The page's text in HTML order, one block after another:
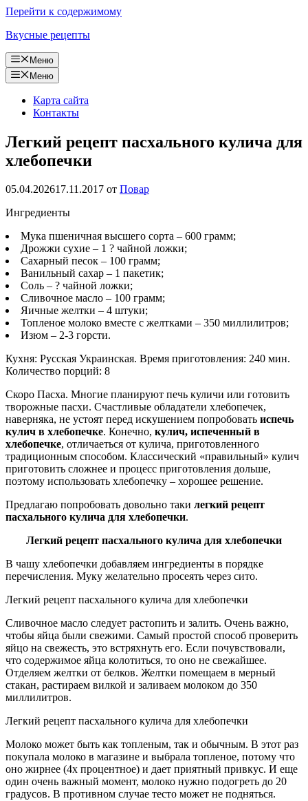
Перейти к содержимому
Вкусные рецепты
Меню
Меню
Карта сайта
Контакты
Легкий рецепт пасхального кулича для
хлебопечки
05.04.202617.11.2017 от Повар
Ингредиенты
Мука пшеничная высшего сорта – 600 грамм;
Дрожжи сухие – 1 ? чайной ложки;
Сахарный песок – 100 грамм;
Ванильный сахар – 1 пакетик;
Соль – ? чайной ложки;
Сливочное масло – 100 грамм;
Яичные желтки – 4 штуки;
Топленое молоко вместе с желтками – 350 миллилитров;
Изюм – 2-3 горсти.
Кухня: Русская Украинская. Время приготовления: 240 мин.
Количество порций: 8
Скоро Пасха. Многие планируют печь куличи или готовить
творожные пасхи. Счастливые обладатели хлебопечек,
наверняка, не устоят перед искушением попробовать испечь
кулич в хлебопечке. Конечно, кулич, испеченный в
хлебопечке, отличаеться от кулича, приготовленного
традиционным способом. Классический «правильный» кулич
приготовить сложнее и процесс приготовления дольше,
поэтому использовать хлебопечку – хорошее решение.
Предлагаю попробовать довольно таки легкий рецепт
пасхального кулича для хлебопечки.
Легкий рецепт пасхального кулича для хлебопечки
В чашу хлебопечки добавляем ингредиенты в порядке
перечисления. Муку желательно просеять через сито.
Легкий рецепт пасхального кулича для хлебопечки
Сливочное масло следует растопить и залить. Очень важно,
чтобы яйца были свежими. Самый простой способ проверить
яйцо на свежесть, это встряхнуть его. Если почувствовали,
что содержимое яйца колотиться, то оно не свежайшее.
Отделяем желтки от белков. Желтки помещаем в мерный
стакан, растираем вилкой и заливаем молоком до 350
миллилитров.
Легкий рецепт пасхального кулича для хлебопечки
Молоко может быть как топленым, так и обычным. В этот раз
покупала молоко в магазине и выбрала топленое, потому что
оно жирнее (4х процентное) и дает приятный привкус. И еще
один очень важный момент, молоко нужно подогреть до 20
градусов. В противном случае тесто может не подняться.